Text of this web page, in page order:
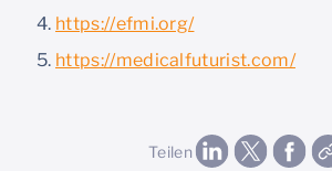
https://efmi.org/
https://medicalfuturist.com/
Teilen